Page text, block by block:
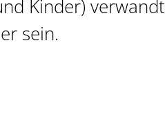
Kinder) verwandt
sein.